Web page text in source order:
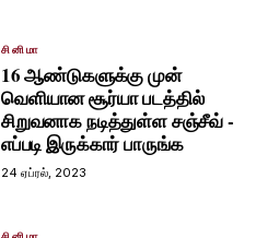
சினிமா
16 ஆண்டுகளுக்கு முன்
வெளியான சூர்யா படத்தில்
சிறுவனாக நடித்துள்ள சஞ்சீவ் -
எப்படி இருக்கார் பாருங்க
24 ஏப்ரல், 2023